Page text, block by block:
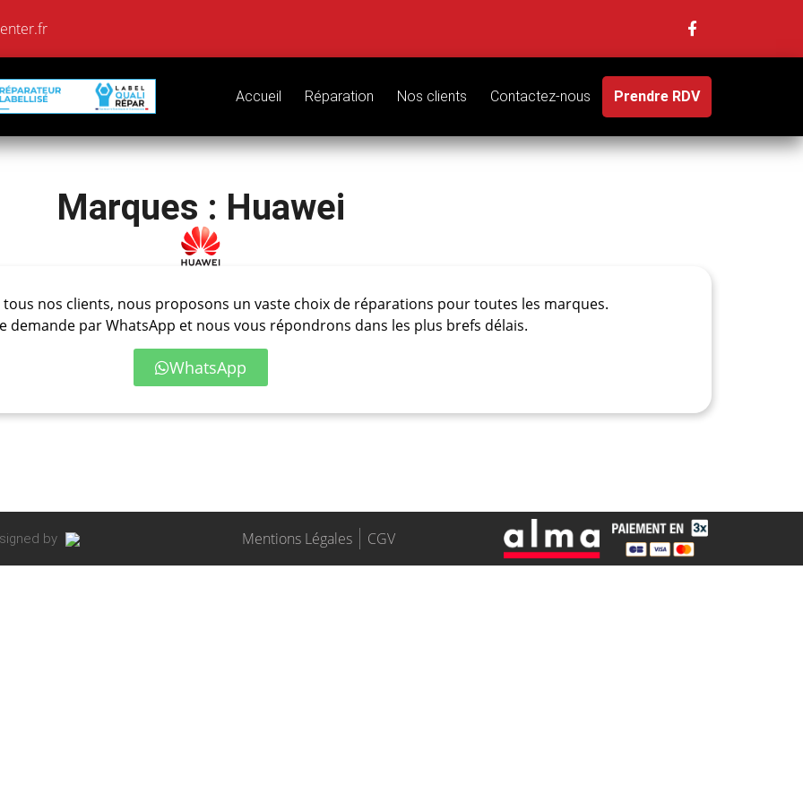
Accueil Réparation Nos clients Contactez-nous Prendre RDV
Marques : Huawei
nos clients, nous proposons un vaste choix de réparations pour toutes les marques.
demande par WhatsApp et nous vous répondrons dans les plus brefs délais.
WhatsApp
by Mentions Légales CGV